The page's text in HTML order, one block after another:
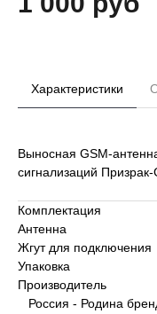
Характеристики
Выносная GSM-
сигнализаций
Комплектация
Антенна
Жгут для подключения
Упаковка
Производитель
Россия - Родина